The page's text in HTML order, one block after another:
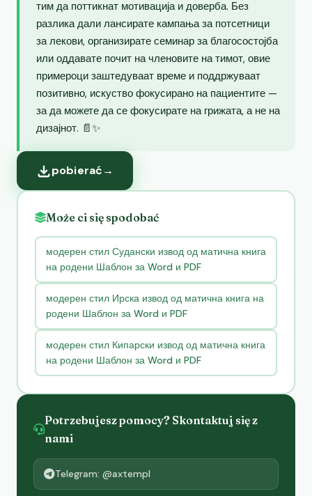
тим да поттикнат мотивација и доверба. Без
разлика дали лансирате кампања за потсетници
за лекови, организирате семинар за благосостојба
или оддавате почит на членовите на тимот, овие
примероци заштедуваат време и поддржуваат
позитивно, искуство фокусирано на пациентите —
за да можете да се фокусирате на грижата, а не на
дизајнот. 📄✨
pobierać→
Może ci się spodobać
модерен стил Судански извод од матична книга
на родени Шаблон за Word и PDF
модерен стил Ирска извод од матична книга на
родени Шаблон за Word и PDF
модерен стил Кипарски извод од матична книга
на родени Шаблон за Word и PDF
Potrzebujesz pomocy? Skontaktuj się z
nami
Telegram: @axtempl